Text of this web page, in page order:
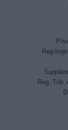
Reg. Trib.